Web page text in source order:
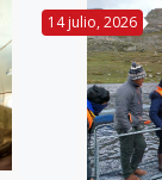
14 julio, 2026